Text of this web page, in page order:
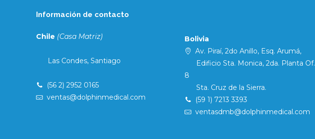
Información de contacto
Chile (Casa Matriz)
Las Condes, Santiago
(56 2) 2952 0165
ventas@dolphinmedical.com
Bolivia
Av. Piraí, 2do Anillo, Esq. Arumá,
Edificio Sta. Monica, 2da. Planta Of.
8
Sta. Cruz de la Sierra.
(59 1) 7213 3393
ventasdmb@dolphinmedical.com